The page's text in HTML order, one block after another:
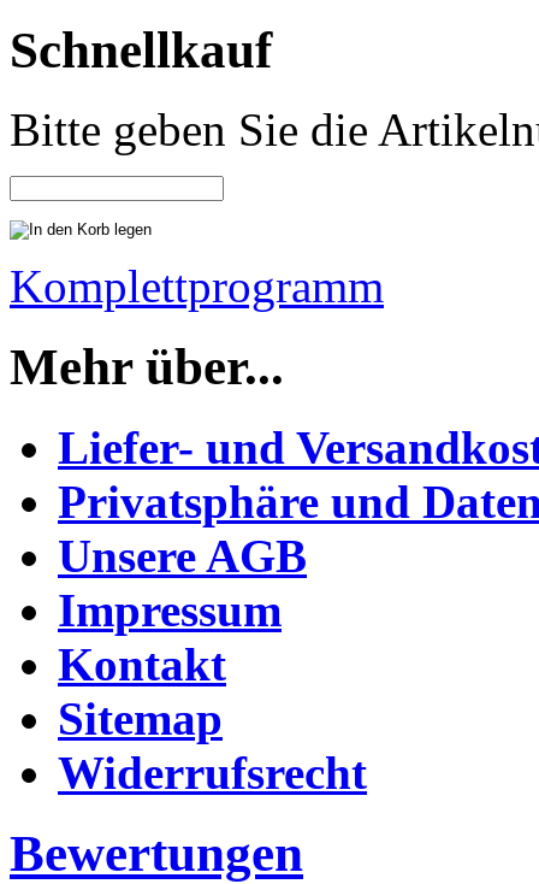
Schnellkauf
Bitte geben Sie die
Komplettprogramm
Mehr über...
Liefer- und
Privatsphäre und
Unsere AGB
Impressum
Kontakt
Sitemap
Widerrufsrecht
Bewertungen